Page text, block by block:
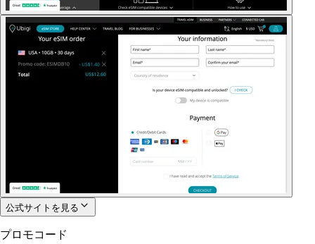
公式サイトを見る
プロモコード